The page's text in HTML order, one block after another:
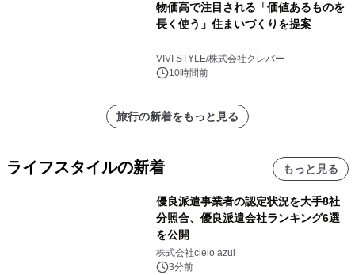
物価高で注目される「価値あるものを
長く使う」住まいづくりを提案
VIVI STYLE/株式会社クレバー
10時間前
旅行の新着をもっと見る
ライフスタイルの新着 もっと見る
優良派遣事業者の認定状況を大手8社
分照合、優良派遣会社ランキング6選
を公開
株式会社cielo azul
3分前